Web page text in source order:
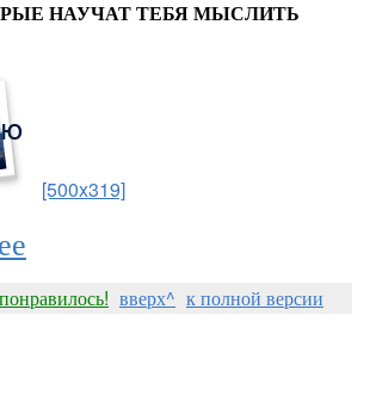
НАУЧАТ ТЕБЯ МЫСЛИТЬ
[500x319]
понравилось! вверх^ к полной версии